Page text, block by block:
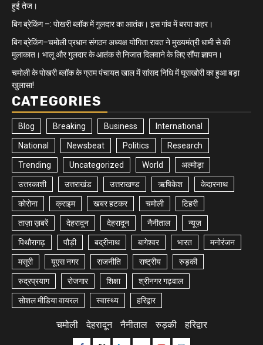
हुई तेज।
बिग ब्रेकिंग –: पोखरी ब्लॉक में गुलदार का आतंक। इस गांव में बरपा कहर।
बिग ब्रेकिंग–चमोली प्रधान संगठन अध्यक्ष योगिता रावत ने मुख्यमंत्री धामी से की
मुलाकात। भालू और गुलदार के आतंक से निजात दिलवाने के लिए सौंपा ज्ञापन।
चमोली के पोखरी ब्लॉक के ग्राम पंचायत खाल में सांसद निधि में घूसखोरी का हुआ बड़ा
खुलासा!
CATEGORIES
Blog Breaking Business International
National Newsbeat Politics Research
Trending Uncategorized World अल्मोड़ा
उत्तरकाशी उत्तराखंड उत्तराखण्ड ऋषिकेश केदारनाथ
कोरोना क्राइम खबर हटकर चमोली टिहरी
ताज़ा ख़बरें देहरादून देहरादून नैनीताल न्यूज़
पिथौरागढ़ पौड़ी बद्रीनाथ बागेश्वर भारत मनोरंजन
मसूरी यूएस नगर राजनीति राष्ट्रीय रुड़की
रुद्रप्रयाग रोजगार शिक्षा श्रीनगर गढ़वाल
सोशल मीडिया वायरल स्वास्थ्य हरिद्वार
चमोली देहरादून नैनीताल रुड़की हरिद्वार